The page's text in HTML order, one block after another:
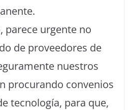
parece urgente no
de proveedores de
nuestros
procurando convenios
tecnología, para que,